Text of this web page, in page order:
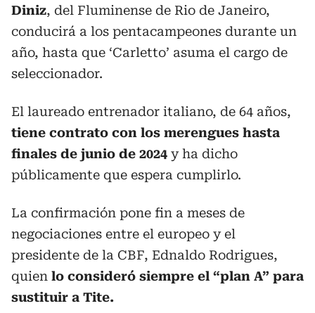
Diniz, del Fluminense de Rio de Janeiro,
conducirá a los pentacampeones durante un
año, hasta que ‘Carletto’ asuma el cargo de
seleccionador.
El laureado entrenador italiano, de 64 años,
tiene contrato con los merengues hasta
finales de junio de 2024 y ha dicho
públicamente que espera cumplirlo.
La confirmación pone fin a meses de
negociaciones entre el europeo y el
presidente de la CBF, Ednaldo Rodrigues,
quien lo consideró siempre el “plan A” para
sustituir a Tite.